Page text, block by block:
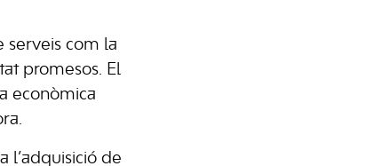
serveis com la
promesos. El
econòmica
l’adquisició de